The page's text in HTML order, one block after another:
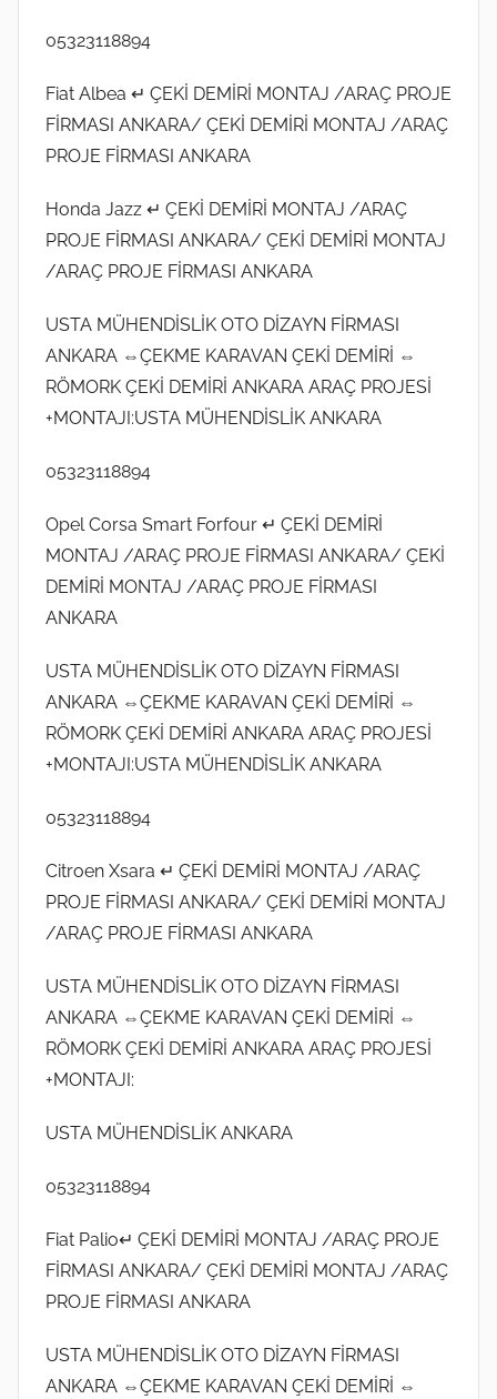
05323118894
Fiat Albea ↵ ÇEKİ DEMİRİ MONTAJ /ARAÇ PROJE
FİRMASI ANKARA/ ÇEKİ DEMİRİ MONTAJ /ARAÇ
PROJE FİRMASI ANKARA
Honda Jazz ↵ ÇEKİ DEMİRİ MONTAJ /ARAÇ
PROJE FİRMASI ANKARA/ ÇEKİ DEMİRİ MONTAJ
/ARAÇ PROJE FİRMASI ANKARA
USTA MÜHENDİSLİK OTO DİZAYN FİRMASI
ANKARA ⇔ÇEKME KARAVAN ÇEKİ DEMİRİ ⇔
RÖMORK ÇEKİ DEMİRİ ANKARA ARAÇ PROJESİ
+MONTAJI:USTA MÜHENDİSLİK ANKARA
05323118894
Opel Corsa Smart Forfour ↵ ÇEKİ DEMİRİ
MONTAJ /ARAÇ PROJE FİRMASI ANKARA/ ÇEKİ
DEMİRİ MONTAJ /ARAÇ PROJE FİRMASI
ANKARA
USTA MÜHENDİSLİK OTO DİZAYN FİRMASI
ANKARA ⇔ÇEKME KARAVAN ÇEKİ DEMİRİ ⇔
RÖMORK ÇEKİ DEMİRİ ANKARA ARAÇ PROJESİ
+MONTAJI:USTA MÜHENDİSLİK ANKARA
05323118894
Citroen Xsara ↵ ÇEKİ DEMİRİ MONTAJ /ARAÇ
PROJE FİRMASI ANKARA/ ÇEKİ DEMİRİ MONTAJ
/ARAÇ PROJE FİRMASI ANKARA
USTA MÜHENDİSLİK OTO DİZAYN FİRMASI
ANKARA ⇔ÇEKME KARAVAN ÇEKİ DEMİRİ ⇔
RÖMORK ÇEKİ DEMİRİ ANKARA ARAÇ PROJESİ
+MONTAJI:
USTA MÜHENDİSLİK ANKARA
05323118894
Fiat Palio↵ ÇEKİ DEMİRİ MONTAJ /ARAÇ PROJE
FİRMASI ANKARA/ ÇEKİ DEMİRİ MONTAJ /ARAÇ
PROJE FİRMASI ANKARA
USTA MÜHENDİSLİK OTO DİZAYN FİRMASI
ANKARA ⇔ÇEKME KARAVAN ÇEKİ DEMİRİ ⇔